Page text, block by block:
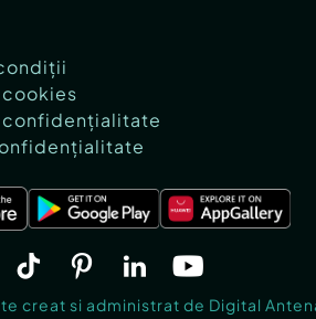
creat si administrat de Digital